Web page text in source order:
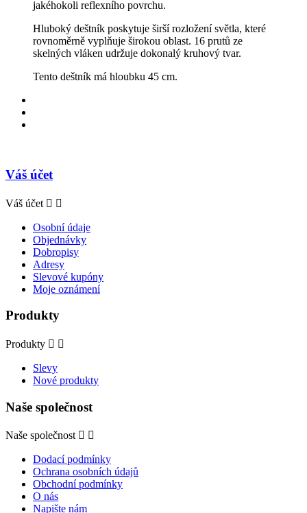
jakéhokoli reflexního povrchu.
Hluboký deštník poskytuje širší rozložení světla, které
rovnoměrně vyplňuje širokou oblast. 16 prutů ze
skelných vláken udržuje dokonalý kruhový tvar.
Tento deštník má hloubku 45 cm.
Váš účet
Váš účet  
Osobní údaje
Objednávky
Dobropisy
Adresy
Slevové kupóny
Moje oznámení
Produkty
Produkty  
Slevy
Nové produkty
Naše společnost
Naše společnost  
Dodací podmínky
Ochrana osobních údajů
Obchodní podmínky
O nás
Napište nám